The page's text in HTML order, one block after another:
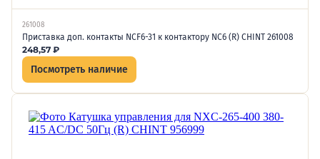
261008
Приставка доп. контакты NCF6-31 к контактору NC6 (R) CHINT 261008
248,57 ₽
Посмотреть наличие